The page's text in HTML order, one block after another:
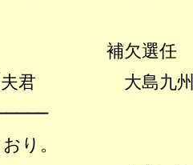
欠選任
君
大島九
り。